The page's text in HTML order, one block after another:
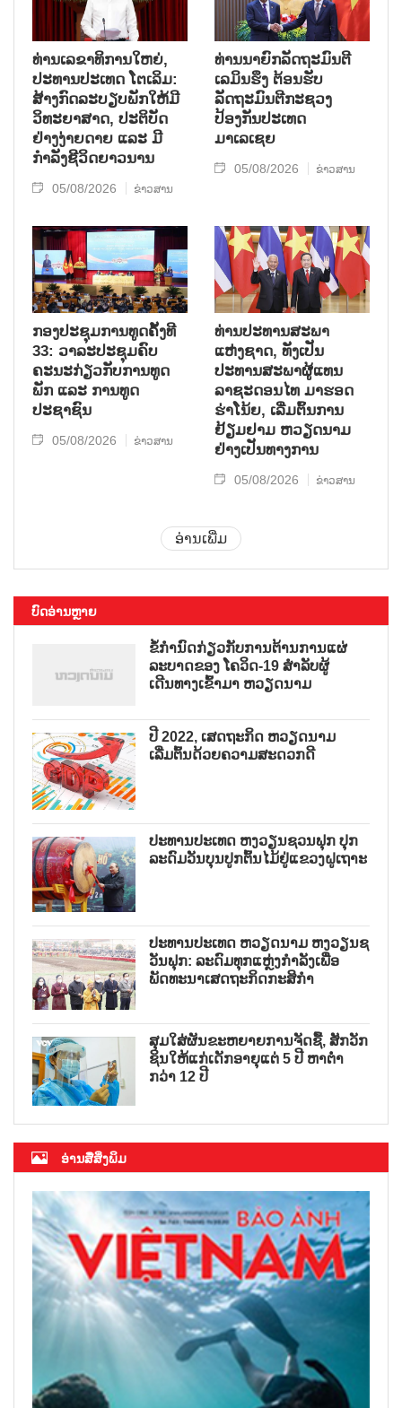
ທ່ານເລຂາທິການໃຫຍ່,
ປະທານປະເທດ ໂຕເລິມ:
ສ້າງກົດລະບຽບພັກໃຫ້ມີ
ວິທະຍາສາດ, ປະຕິບັດ
ຢ່າງງ່າຍດາຍ ແລະ ມີ
ກຳລັງຊີວິດຍາວນານ
05/08/2026 ຂ່າວສານ
ທ່ານນາຍົກລັດຖະມົນຕີ
ເລມິນຮຶງ ຕ້ອນຮັບ
ລັດຖະມົນຕີກະຊວງ
ປ້ອງກັນປະເທດ
ມາເລເຊຍ
05/08/2026 ຂ່າວສານ
ກອງປະຊຸມການທູດຄັ້ງທີ
33: ວາລະປະຊຸມຄົບ
ຄະນະກ່ຽວກັບການທູດ
ພັກ ແລະ ການທູດ
ປະຊາຊົນ
05/08/2026 ຂ່າວສານ
ທ່ານປະທານສະພາ
ແຫ່ງຊາດ, ທັງເປັນ
ປະທານສະພາຜູ້ແທນ
ລາຊະດອນໄທ ມາຮອດ
ຮ່າໂນ້ຍ, ເລີ່ມຕົ້ນການ
ຢ້ຽມຢາມ ຫວຽດນາມ
ຢ່າງເປັນທາງການ
05/08/2026 ຂ່າວສານ
ອ່ານເພີ່ມ
ບົດອ່ານຫຼາຍ
ຂໍ້ກຳນົດກ່ຽວກັບການຕ້ານການແຜ່
ລະບາດຂອງ ໂຄວິດ-19 ສຳລັບຜູ້
ເດີນທາງເຂົ້າມາ ຫວຽດນາມ
ປີ 2022, ເສດຖະກິດ ຫວຽດນາມ
ເລີ່ມຕົ້ນດ້ວຍຄວາມສະດວກດີ
ປະທານປະເທດ ຫງວຽນຊວນຟຸກ ປຸກ
ລະດົມວັນບຸນປູກຕົ້ນໄມ້ຢູ່ແຂວງຝູເຖາະ
ປະທານປະເທດ ຫວຽດນາມ ຫງວຽນຊ
ວັນຟຸກ: ລະດົມທຸກແຫຼ່ງກຳລັງເພື່ອ
ພັດທະນາເສດຖະກິດກະສິກຳ
ສຸມໃສ່ຜັນຂະຫຍາຍການຈັດຊື້, ສັກວັກ
ຊິນໃຫ້ແກ່ເດັກອາຍຸແຕ່ 5 ປີ ຫາຕ່ຳ
ກວ່າ 12 ປີ
ອ່ານສື່ສິ່ງພິມ